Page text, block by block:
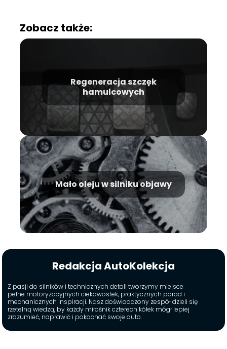
Zobacz także:
Regeneracja szczęk
hamulcowych
Mało oleju w silniku objawy
Redakcja AutoKolekcja
Z pasji do silników i technicznych detali tworzymy miejsce
pełne motoryzacyjnych ciekawostek, praktycznych porad i
mechanicznych inspiracji. Nasz doświadczony zespół dzieli się
rzetelną wiedzą, by każdy miłośnik czterech kółek mógł lepiej
zrozumieć, naprawić i pokochać swoje auto.